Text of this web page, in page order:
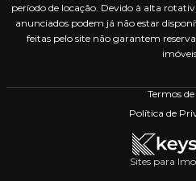
período de locação. Devido à alta
anunciados podem já não estar
feitas pelo site não garantem
Termos de
Política de
Sites para